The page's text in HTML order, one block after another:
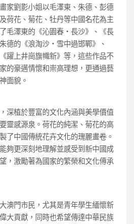
家劉影小姐以毛澤東、朱德、彭德
荷花、菊花、牡丹等中國名花為主
毛澤東的《沁園春‧長沙》、《長
德的《浪淘沙‧雪中過邯鄲》、
躍上井崗旗幟新》等，這些作品不
的豪邁情懷和崇高理想，更通過藝
面貌。
深植於豐富的文化內涵與美學價值
靈感源泉。荷花的純潔、菊花的高
了中國傳統花卉文化的瑰麗畫卷。
夠更深刻地理解並感受到新中國成
，激勵著為國家的繁榮和文化傳承
澳門市民，尤其是青年學生緬懷新
大貢獻，同時也希望傳達中華民族